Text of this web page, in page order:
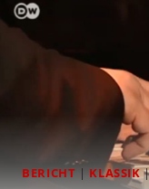
BERICHT | KLASSIK